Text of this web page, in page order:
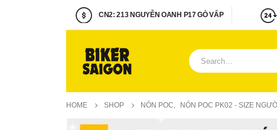
MUA HÀNG : 0922.656.405
HOME SHOP NÓN POC NÓN POC PK02 - SIZE